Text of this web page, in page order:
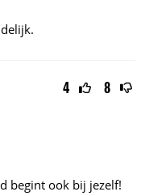
4 8
begint ook bij jezelf!